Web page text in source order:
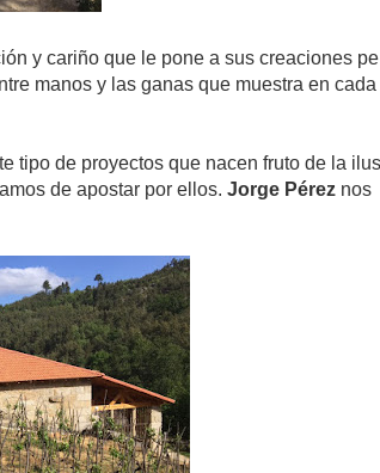
y cariño que le pone a sus creaciones
manos y las ganas que muestra en
tipo de proyectos que nacen fruto de la
de apostar por ellos. Jorge Pérez nos